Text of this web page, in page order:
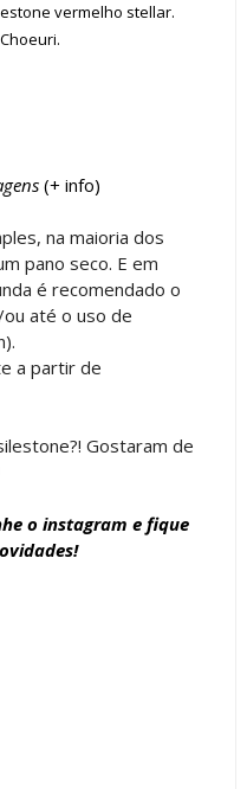
vermelho stellar.
(+ info)
na maioria dos
pano seco. E em
é recomendado o
até o uso de
a partir de
Gostaram de
o instagram e fique